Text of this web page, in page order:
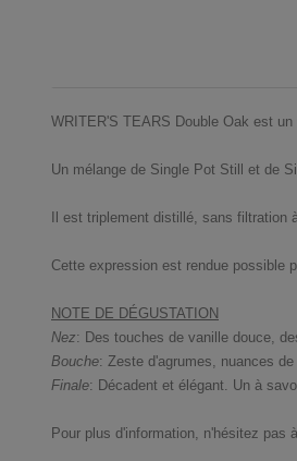
WRITER'S TEARS Double Oak est
Un mélange de Single Pot Still et de
Il est triplement distillé, sans
Cette expression est rendue possible
NOTE DE DÉGUSTATION
Nez: Des touches de vanille douce,
Bouche: Zeste d'agrumes, nuances
Finale: Décadent et élégant. Un à
Pour plus d'information, n'hésitez pas